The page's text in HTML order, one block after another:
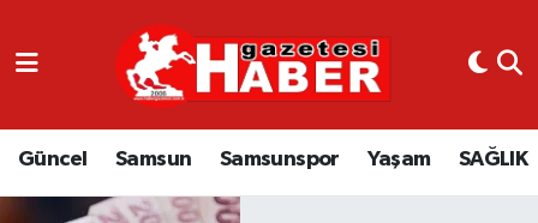
Güncel Samsun Samsunspor Yaşam SAĞLIK
GÜNCEL
SAMSUN
SAMSUNSPOR